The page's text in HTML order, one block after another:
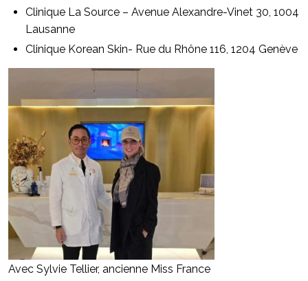
Clinique La Source – Avenue Alexandre-Vinet 30, 1004
Lausanne
Clinique Korean Skin- Rue du Rhône 116, 1204 Genève
Avec Sylvie Tellier, ancienne Miss France